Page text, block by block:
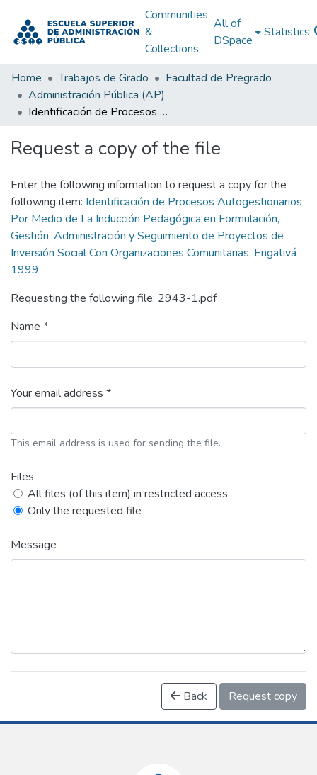
Communities
&
Collections
All of
DSpace
Statistics
Home Trabajos de Grado
Facultad de Pregrado
Administración Pública (AP)
Identificación de Procesos Autogestionarios Por Medio de La Inducción Pedagógica en Formulación, Gestión, Administración y Seguimiento de Proyectos de Inversión Social Con Organizaciones Comunitarias, Engativá 1999
Request a copy of the file
Enter the following information to request a copy for the
following item: Identificación de Procesos Autogestionarios
Por Medio de La Inducción Pedagógica en Formulación,
Gestión, Administración y Seguimiento de Proyectos de
Inversión Social Con Organizaciones Comunitarias, Engativá
1999
Requesting the following file: 2943-1.pdf
Name *
Your email address *
This email address is used for sending the file.
Files
All files (of this item) in restricted access
Only the requested file
Message
Back Request copy